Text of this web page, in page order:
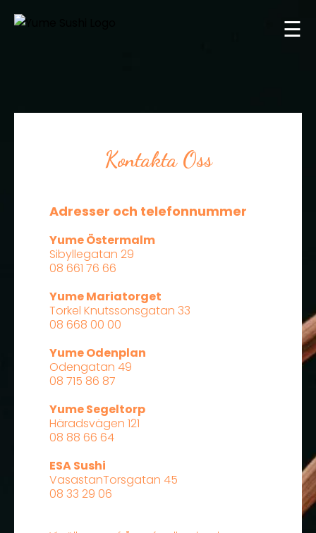
☰
Kontakta Oss
Adresser och telefonnummer
Yume Östermalm
Sibyllegatan 29​
08 661 76 66​
Yume Mariatorget
Torkel Knutssonsgatan 33
08 668 00 00​
Yume Odenplan
Odengatan 49​
08 715 86 87​
Yume Segeltorp
Häradsvägen 121​
08 88 66 64​
ESA Sushi
VasastanTorsgatan 45​
08 33 29 06